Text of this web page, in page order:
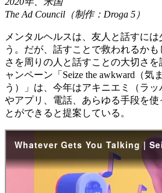
The Ad Council （制作： Droga 5 ）
メンタルヘルスは、友人と話すに
う。だが、話すことで救われるか
さを周りの人と話すことの大切さ
ャンペーン「Seize the awkward（気
う）」は、今年はアキニエミ（ラ
やアプリ、電話、あらゆる手段を使
とができると提案している。